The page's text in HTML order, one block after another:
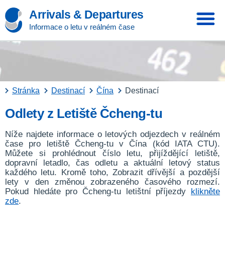
Arrivals & Departures
Informace o letu v reálném čase
Stránka Destinací Čína Destinací
Odlety z Letiště Čcheng-tu
Níže najdete informace o letových odjezdech v reálném
čase pro letiště Čcheng-tu v Čína (kód IATA CTU).
Můžete si prohlédnout číslo letu, přijíždějící letiště,
dopravní letadlo, čas odletu a aktuální letový status
každého letu. Kromě toho, Zobrazit dřívější a pozdější
lety v den změnou zobrazeného časového rozmezí.
Pokud hledáte pro Čcheng-tu letištní příjezdy klikněte
zde.